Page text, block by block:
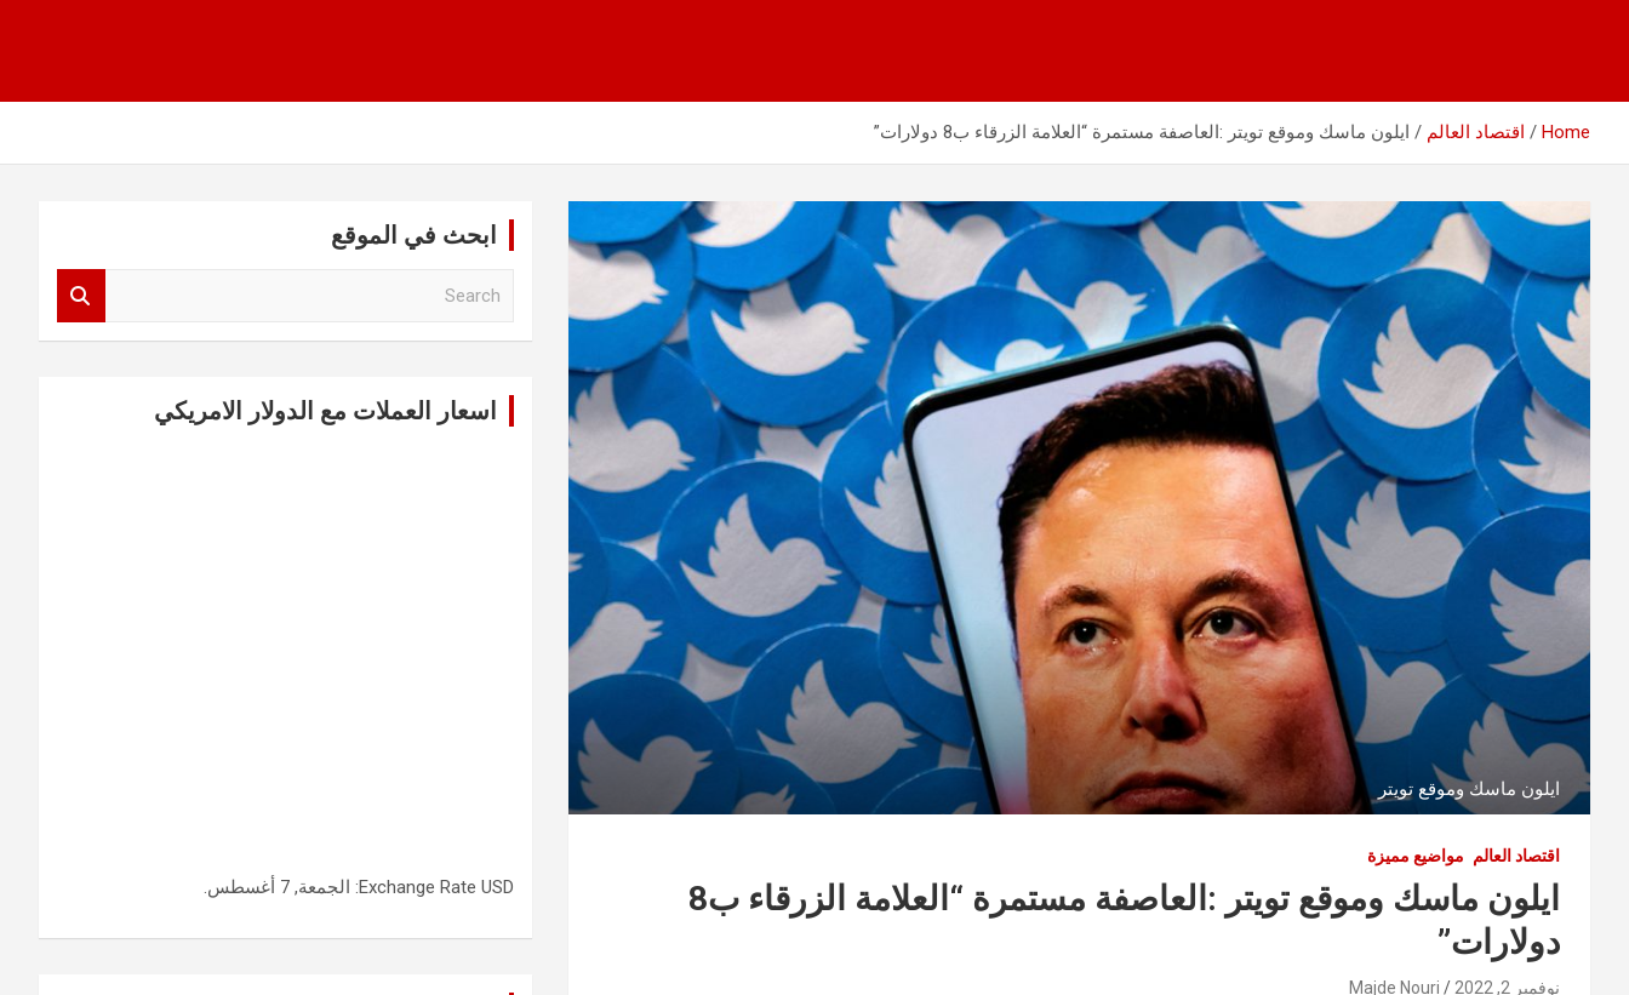
Home اقتصاد العالم ايلون ماسك وموقع تويتر :العاصفة مستمرة “العلامة الزرقاء ب8 دولارات”
ايلون ماسك وموقع تويتر
اقتصاد العالم مواضيع مميزة
ايلون ماسك وموقع تويتر :العاصفة مستمرة “العلامة الزرقاء ب8
دولارات”
نوفمبر 2, 2022 Majde Nouri
ابحث في الموقع
اسعار العملات مع الدولار الامريكي
Exchange Rate USD : الجمعة, 7 أغسطس.